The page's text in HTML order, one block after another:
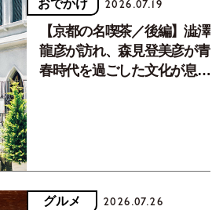
おでかけ 2026.07.19
【京都の名喫茶／後編】澁澤
龍彦が訪れ、森見登美彦が青
春時代を過ごした文化が息づ
グルメ 2026.07.26